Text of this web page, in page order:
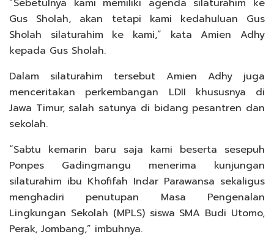
Gus Sholah, akan tetapi kami kedahuluan Gus
Sholah silaturahim ke kami,” kata Amien Adhy
kepada Gus Sholah.
Dalam silaturahim tersebut Amien Adhy juga
menceritakan perkembangan LDII khususnya di
Jawa Timur, salah satunya di bidang pesantren dan
sekolah.
“Sabtu kemarin baru saja kami beserta sesepuh
Ponpes Gadingmangu menerima kunjungan
silaturahim ibu Khofifah Indar Parawansa sekaligus
menghadiri penutupan Masa Pengenalan
Lingkungan Sekolah (MPLS) siswa SMA Budi Utomo,
Perak, Jombang,” imbuhnya.